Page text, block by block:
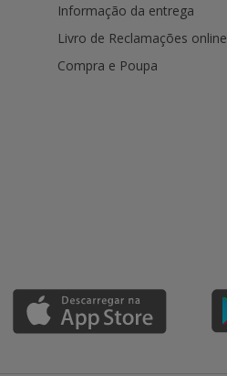
Informação da entrega
Livro de Reclamações online
Compra e Poupa